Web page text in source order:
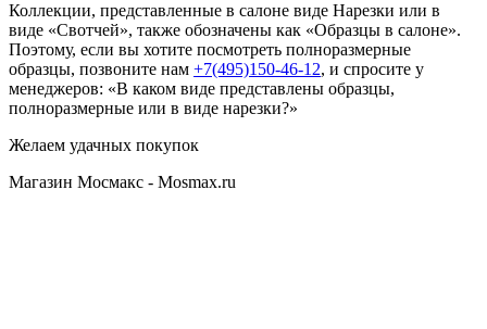
Коллекции, представленные в салоне виде Нарезки или в
виде «Свотчей», также обозначены как «Образцы в салоне».
Поэтому, если вы хотите посмотреть полноразмерные
образцы, позвоните нам +7(495)150-46-12, и спросите у
менеджеров: «В каком виде представлены образцы,
полноразмерные или в виде нарезки?»
Желаем удачных покупок
Магазин Мосмакс - Mosmax.ru